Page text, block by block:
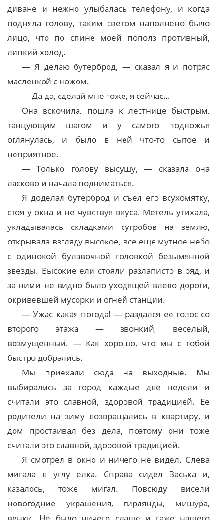
диване и нежно улыбалась телефону, и когда
подняла голову, таким светом наполнено было
лицо, что по спине моей пополз противный,
липкий холод.
— Я делаю бутерброд, — сказал я и потряс
масленкой с ножом.
— Да-да, сделай мне тоже, я сейчас…
Она вскочила, пошла к лестнице быстрым,
танцующим шагом и у самого подножья
оглянулась, и было в ней что-то сытое и
неприятное.
— Только голову высушу, — сказала она
ласково и начала подниматься.
Я доделал бутерброд и съел его всухомятку,
стоя у окна и не чувствуя вкуса. Метель утихала,
укладывалась складками сугробов на землю,
открывала взгляду высокое, все еще мутное небо
с одинокой булавочной головкой безымянной
звезды. Высокие ели стояли разлаписто в ряд, и
за ними не видно было уходящей влево дороги,
окривевшей мусорки и огней станции.
— Ужас какая погода! — раздался ее голос со
второго этажа — звонкий, веселый,
возмущенный. — Как хорошо, что мы с тобой
быстро добрались.
Мы приехали сюда на выходные. Мы
выбирались за город каждые две недели и
считали это славной, здоровой традицией. Ее
родители на зиму возвращались в квартиру, и
дом простаивал без дела, поэтому они тоже
считали это славной, здоровой традицией.
Я смотрел в окно и ничего не видел. Слева
мигала в углу елка. Справа сидел Васька и,
казалось, тоже мигал. Повсюду висели
новогодние украшения, гирлянды, мишура,
венки. Не было ничего слаще и гаже нашего